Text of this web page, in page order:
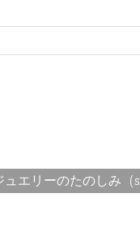
ュエリーのたのしみ